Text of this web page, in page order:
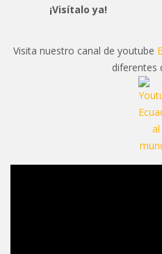
¡Visítalo ya!
Visita nuestro canal de youtube
diferentes